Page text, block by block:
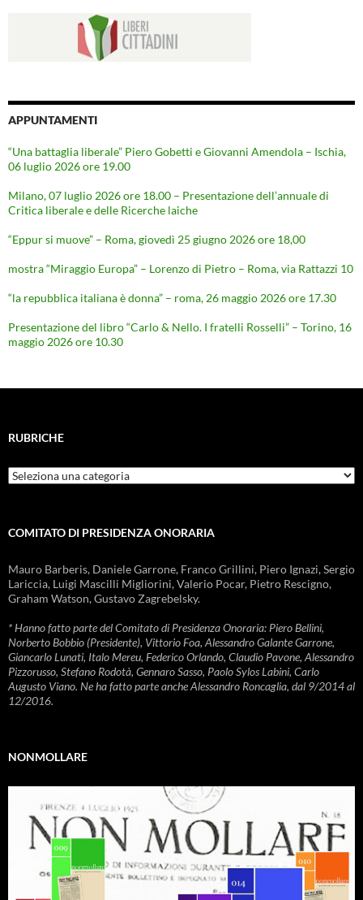
APPUNTAMENTI
“Una battaglia liberale” Piero Gobetti e Giovanni Amendola – Ischia,
06 luglio 2026 ore 19.00
Milano, 07 luglio 2026 ore 18.00 – Presentazione dell’annuale di
Critica liberale e delle Ricerche laiche
“Eppur si muove” – Roma, giovedì 25 giugno 2026 ore 18,00
mostra “Miraggio Europa” – Lorenzo di Pietro – Roma, via Rattazzi 10
“la repubblica italiana è donna” – roma, 26 maggio 2026 ore 17.30
Presentazione del libro “Carlo & Nello. I fratelli Rosselli” – Torino, 16
maggio 2026 ore 10.30
RUBRICHE
Rubriche
COMITATO DI PRESIDENZA ONORARIA
Mauro Barberis, Daniele Garrone, Franco Grillini, Piero Ignazi, Sergio
Lariccia, Luigi Mascilli Migliorini, Valerio Pocar, Pietro Rescigno,
Graham Watson, Gustavo Zagrebelsky.
* Hanno fatto parte del Comitato di Presidenza Onoraria: Piero Bellini,
Norberto Bobbio (Presidente), Vittorio Foa, Alessandro Galante Garrone,
Giancarlo Lunati, Italo Mereu, Federico Orlando, Claudio Pavone, Alessandro
Pizzorusso, Stefano Rodotà, Gennaro Sasso, Paolo Sylos Labini, Carlo
Augusto Viano. Ne ha fatto parte anche Alessandro Roncaglia, dal 9/2014 al
12/2016.
NONMOLLARE